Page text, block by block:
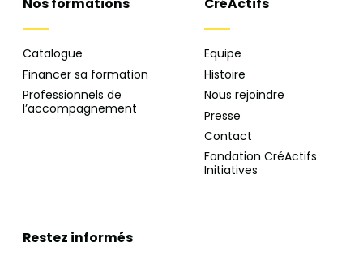
Nos formations
Catalogue
Financer sa formation
Professionnels de
l’accompagnement
CréActifs
Equipe
Histoire
Nous rejoindre
Presse
Contact
Fondation CréActifs
Initiatives
Restez informés